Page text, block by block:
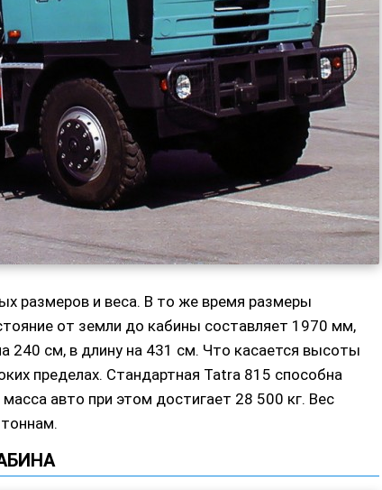
размеров и веса. В то же время размеры
от земли до кабины составляет 1970 мм,
240 см, в длину на 431 см. Что касается высоты
пределах. Стандартная Tatra 815 способна
авто при этом достигает 28 500 кг. Вес